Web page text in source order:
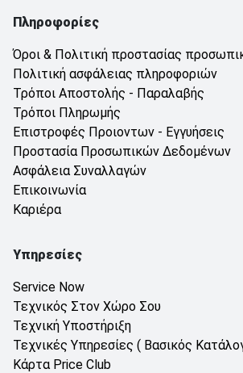
Πληροφορίες
Όροι & Πολιτική προστασίας
Πολιτική ασφάλειας πληροφοριών
Τρόποι Αποστολής - Παραλαβής
Τρόποι Πληρωμής
Επιστροφές Προιοντων - Εγγυήσεις
Προστασία Προσωπικών Δεδομένων
Ασφάλεια Συναλλαγών
Επικοινωνία
Καριέρα
Υπηρεσίες
Service Now
Τεχνικός Στον Χώρο Σου
Τεχνική Υποστήριξη
Τεχνικές Υπηρεσίες ( Βασικός
Κάρτα Price Club